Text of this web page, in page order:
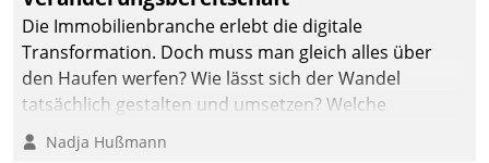
Die Immobilienbranche erlebt die digitale
Transformation. Doch muss man gleich alles über
den Haufen werfen? Wie lässt sich der Wandel
tatsächlich gestalten und umsetzen? Welche
Argumente zählen wirklich?
Nadja Hußmann